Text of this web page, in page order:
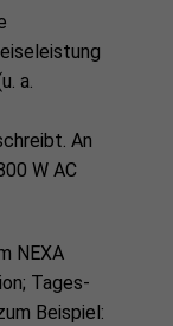
a.
An
W AC
NEXA
Tages-
Beispiel: